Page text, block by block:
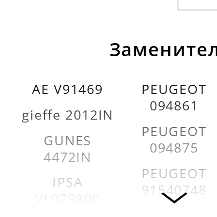
AE V91469
gieffe 2012IN
GUNES
4472IN
IPSA
PEUGEOT
094861
PEUGEOT
094875
PEUGEOT
91540748